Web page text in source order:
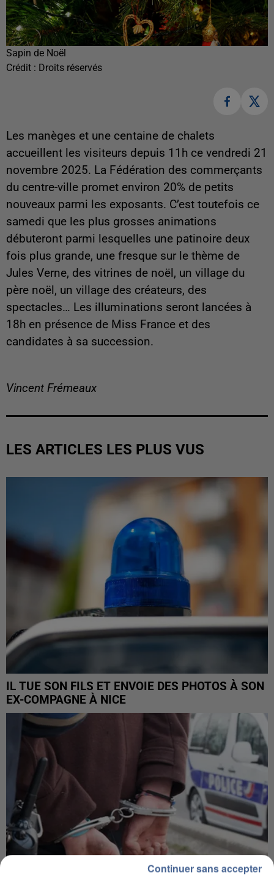
Sapin de Noël
Crédit : Droits réservés
Les manèges et une centaine de chalets
accueillent les visiteurs depuis 11h ce vendredi 21
novembre 2025. La Fédération des commerçants
du centre-ville promet environ 20% de petits
nouveaux parmi les exposants. C’est toutefois ce
samedi que les plus grosses animations
débuteront parmi lesquelles une patinoire deux
fois plus grande, une fresque sur le thème de
Jules Verne, des vitrines de noël, un village du
père noël, un village des créateurs, des
spectacles… Les illuminations seront lancées à
18h en présence de Miss France et des
candidates à sa succession.
Vincent Frémeaux
LES ARTICLES LES PLUS VUS
IL TUE SON FILS ET ENVOIE DES PHOTOS À SON
EX-COMPAGNE À NICE
Continuer sans accepter